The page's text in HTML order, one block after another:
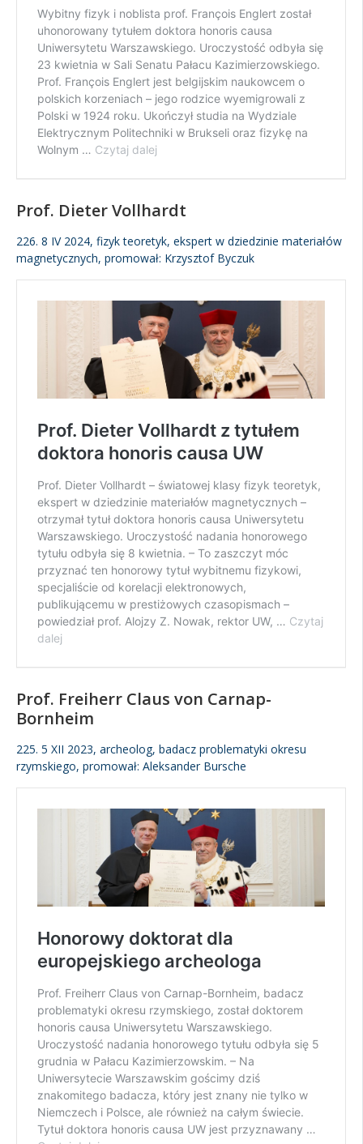
Prof. Dieter Vollhardt
226. 8 IV 2024, fizyk teoretyk, ekspert w dziedzinie materiałów
magnetycznych, promował: Krzysztof Byczuk
Prof. Freiherr Claus von Carnap-
Bornheim
225. 5 XII 2023, archeolog, badacz problematyki okresu
rzymskiego, promował: Aleksander Bursche